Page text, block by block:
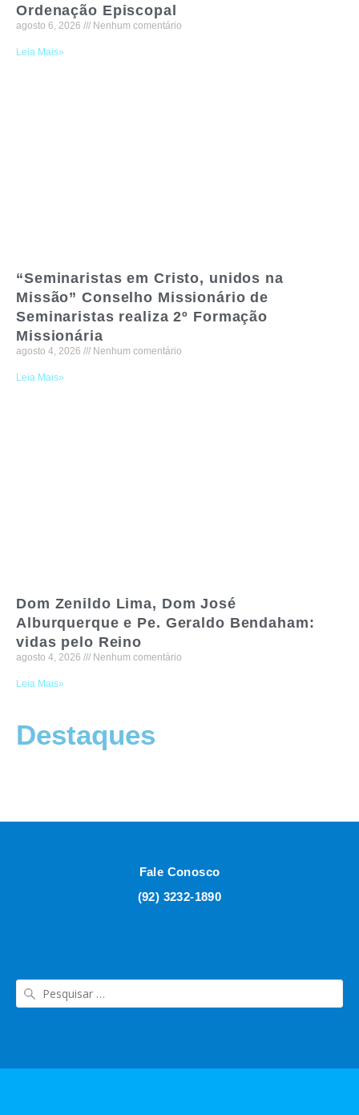
Ordenação Episcopal
agosto 6, 2026 Nenhum comentário
Leia Mais»
“Seminaristas em Cristo, unidos na
Missão” Conselho Missionário de
Seminaristas realiza 2º Formação
Missionária
agosto 4, 2026 Nenhum comentário
Leia Mais»
Dom Zenildo Lima, Dom José
Alburquerque e Pe. Geraldo Bendaham:
vidas pelo Reino
agosto 4, 2026 Nenhum comentário
Leia Mais»
Destaques
Fale Conosco
(92) 3232-1890